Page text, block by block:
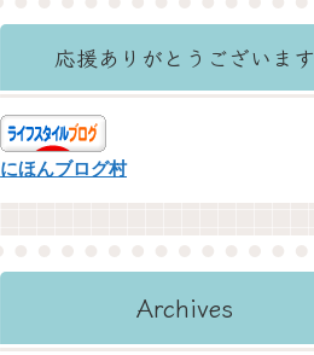
応援ありがとうございます
にほんブログ村
Archives